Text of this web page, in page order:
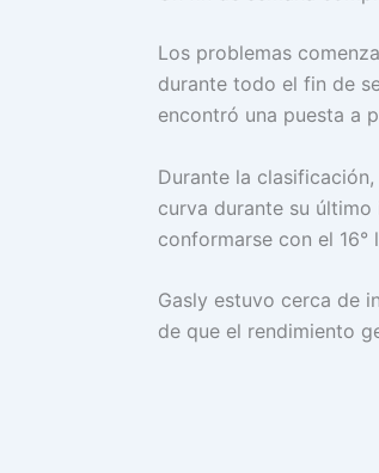
Los problemas
durante todo el fin de
encontró una puesta a
Durante la
curva durante su
conformarse con el 16°
Gasly estuvo cerca de
de que el rendimiento